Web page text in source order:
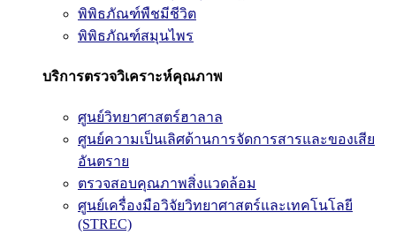
พิพิธภัณฑ์พืชมีชีวิต
พิพิธภัณฑ์สมุนไพร
บริการตรวจวิเคราะห์คุณภาพ
ศูนย์วิทยาศาสตร์ฮาลาล
ศูนย์ความเป็นเลิศด้านการจัดการสารและของเสีย
อันตราย
ตรวจสอบคุณภาพสิ่งแวดล้อม
ศูนย์เครื่องมือวิจัยวิทยาศาสตร์และเทคโนโลยี
(STREC)